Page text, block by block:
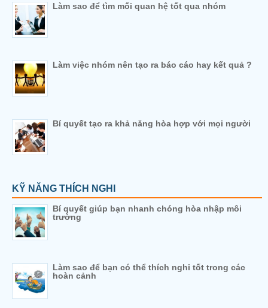
Làm sao để tìm mối quan hệ tốt qua nhóm
Làm việc nhóm nên tạo ra báo cáo hay kết quả ?
Bí quyết tạo ra khả năng hòa hợp với mọi người
KỸ NĂNG THÍCH NGHI
Bí quyết giúp bạn nhanh chóng hòa nhập môi
trường
Làm sao để bạn có thể thích nghi tốt trong các
hoàn cảnh